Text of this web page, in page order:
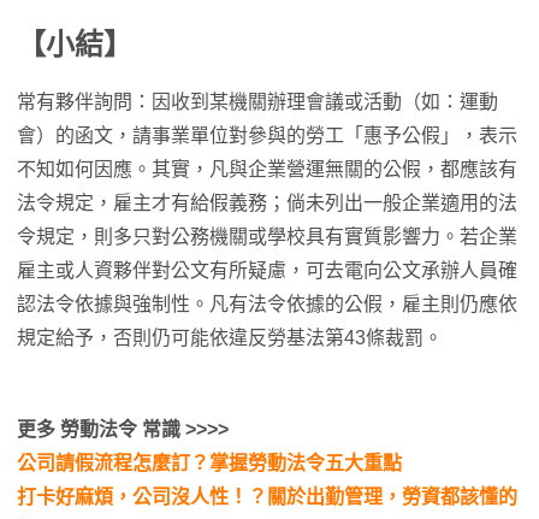
【小結】
常有夥伴詢問：因收到某機關辦理會議或活動（如：運動
會）的函文，請事業單位對參與的勞工「惠予公假」，表示
不知如何因應。其實，凡與企業營運無關的公假，都應該有
法令規定，雇主才有給假義務；倘未列出一般企業適用的法
令規定，則多只對公務機關或學校具有實質影響力。若企業
雇主或人資夥伴對公文有所疑慮，可去電向公文承辦人員確
認法令依據與強制性。凡有法令依據的公假，雇主則仍應依
規定給予，否則仍可能依違反勞基法第43條裁罰。
更多 勞動法令 常識 >>>>
公司請假流程怎麼訂？掌握勞動法令五大重點
打卡好麻煩，公司沒人性！？關於出勤管理，勞資都該懂的